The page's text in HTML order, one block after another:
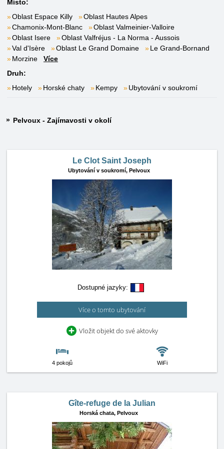
Místo:
Oblast Espace Killy
Oblast Hautes Alpes
Chamonix-Mont-Blanc
Oblast Valmeinier-Valloire
Oblast Isere
Oblast Valfréjus - La Norma - Aussois
Val d'Isère
Oblast Le Grand Domaine
Le Grand-Bornand
Morzine
Více
Druh:
Hotely
Horské chaty Kempy Ubytování v soukromí
Pelvoux - Zajímavosti v okolí
Le Clot Saint Joseph
Ubytování v soukromí, Pelvoux
Dostupné jazyky:
Více o tomto ubytování
Vložit objekt do své aktovky
4 pokojů WiFi
Gîte-refuge de la Julian
Horská chata, Pelvoux